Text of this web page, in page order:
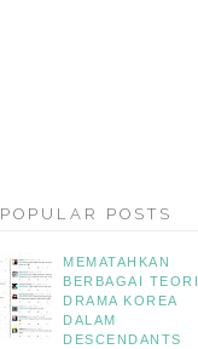
POPULAR POSTS
MEMATAHKAN
BERBAGAI TEORI
DRAMA KOREA
DALAM
DESCENDANTS